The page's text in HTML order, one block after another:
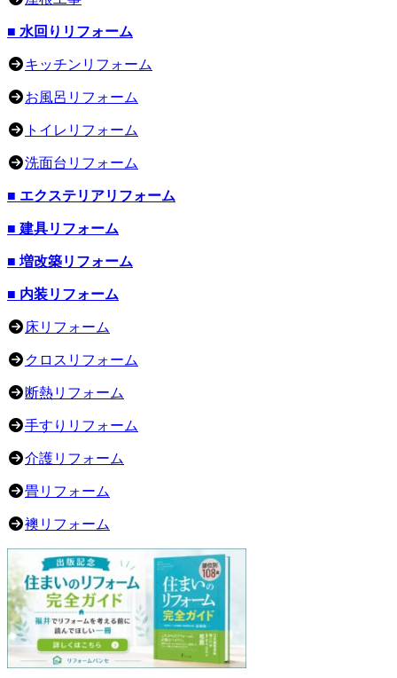
■ 水回りリフォーム
キッチンリフォーム
お風呂リフォーム
トイレリフォーム
洗面台リフォーム
■ エクステリアリフォーム
■ 建具リフォーム
■ 増改築リフォーム
■ 内装リフォーム
床リフォーム
クロスリフォーム
断熱リフォーム
手すりリフォーム
介護リフォーム
畳リフォーム
襖リフォーム